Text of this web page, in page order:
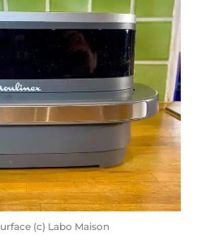
(c) Labo Maison